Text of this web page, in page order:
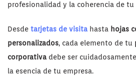
profesionalidad y la coherencia de tu
Desde tarjetas de visita hasta hojas
personalizados, cada elemento de tu
corporativa debe ser
la esencia de tu empresa.